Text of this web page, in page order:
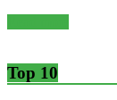
Top 10